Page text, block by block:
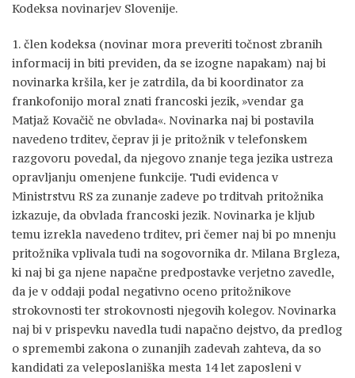
Kodeksa novinarjev Slovenije.
1. člen kodeksa (novinar mora preveriti točnost zbranih
informacij in biti previden, da se izogne napakam) naj bi
novinarka kršila, ker je zatrdila, da bi koordinator za
frankofonijo moral znati francoski jezik, »vendar ga
Matjaž Kovačič ne obvlada«. Novinarka naj bi postavila
navedeno trditev, čeprav ji je pritožnik v telefonskem
razgovoru povedal, da njegovo znanje tega jezika ustreza
opravljanju omenjene funkcije. Tudi evidenca v
Ministrstvu RS za zunanje zadeve po trditvah pritožnika
izkazuje, da obvlada francoski jezik. Novinarka je kljub
temu izrekla navedeno trditev, pri čemer naj bi po mnenju
pritožnika vplivala tudi na sogovornika dr. Milana Brgleza,
ki naj bi ga njene napačne predpostavke verjetno zavedle,
da je v oddaji podal negativno oceno pritožnikove
strokovnosti ter strokovnosti njegovih kolegov. Novinarka
naj bi v prispevku navedla tudi napačno dejstvo, da predlog
o spremembi zakona o zunanjih zadevah zahteva, da so
kandidati za veleposlaniška mesta 14 let zaposleni v